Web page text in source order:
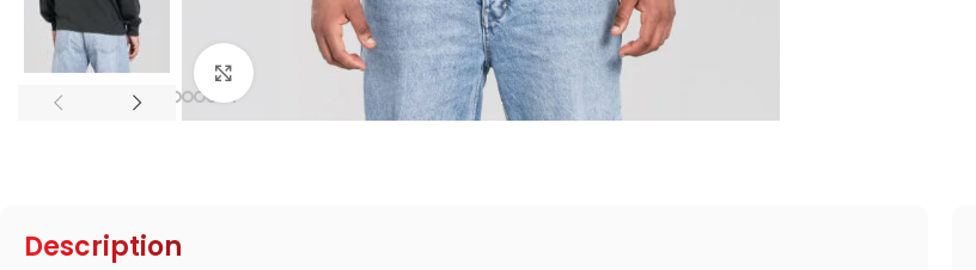
Click to enlarge
Description